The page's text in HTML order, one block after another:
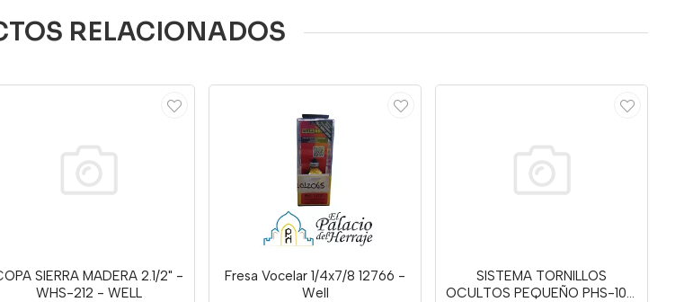
RELACIONADOS
SIERRA MADERA 2.1/2" -
WHS-212 - WELL
Fresa Vocelar 1/4x7/8 12766 -
Well
SISTEMA TORNILLOS
OCULTOS PEQUEÑO PHS-10 -